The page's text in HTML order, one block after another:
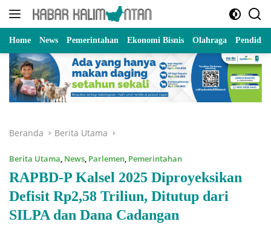
Langsung
Home News Pemerintahan Ekonomi Bisnis Olahraga
Beranda Berita Utama
Berita Utama, News, Parlemen, Pemerintahan
RAPBD-P Kalsel 2025 Diproyeksikan
Defisit Rp2,58 Triliun, Ditutup dari
SILPA dan Dana Cadangan